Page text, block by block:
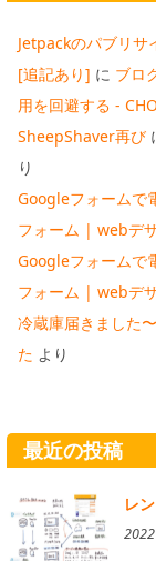
Jetpackのパブリサ
[追記あり] に ブロ
用を回避する -
SheepShaver再び
り
Googleフォームで
フォーム | webデ
Googleフォームで
フォーム | webデ
冷蔵庫届きました
た より
最近の投稿
レ